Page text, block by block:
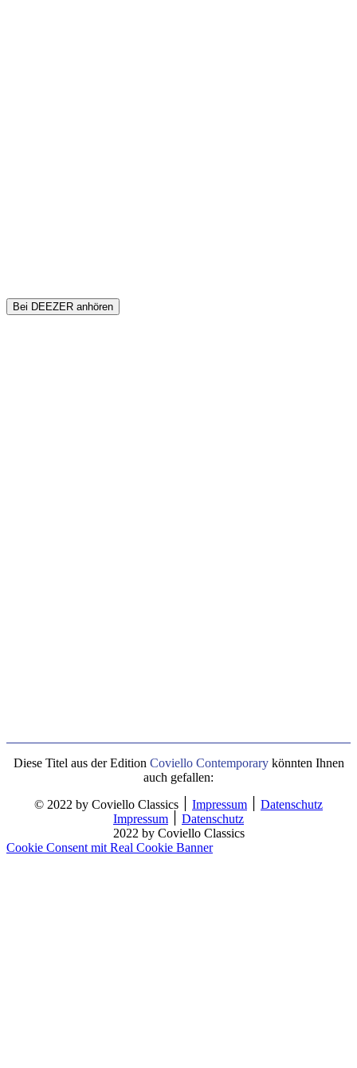
Bei DEEZER anhören
Diese Titel aus der Edition Coviello Contemporarykönnten Ihnen
auch gefallen:
Impressum
Datenschutz
Impressum
Datenschutz
2022 by Coviello Classics
Cookie Consent mit Real Cookie Banner